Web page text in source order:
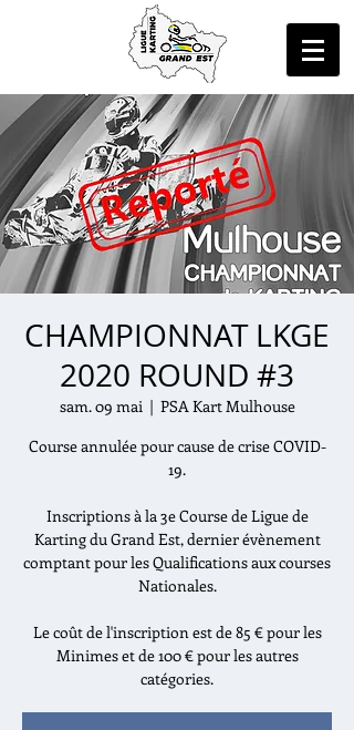
CHAMPIONNAT LKGE
2020 ROUND #3
sam. 09 mai
  |
PSA Kart Mulhouse
Course annulée pour cause de crise COVID-
19.
Inscriptions à la 3e Course de Ligue de
Karting du Grand Est, dernier évènement
comptant pour les Qualifications aux courses
Nationales.
Le coût de l'inscription est de 85 € pour les
Minimes et de 100 € pour les autres
catégories.